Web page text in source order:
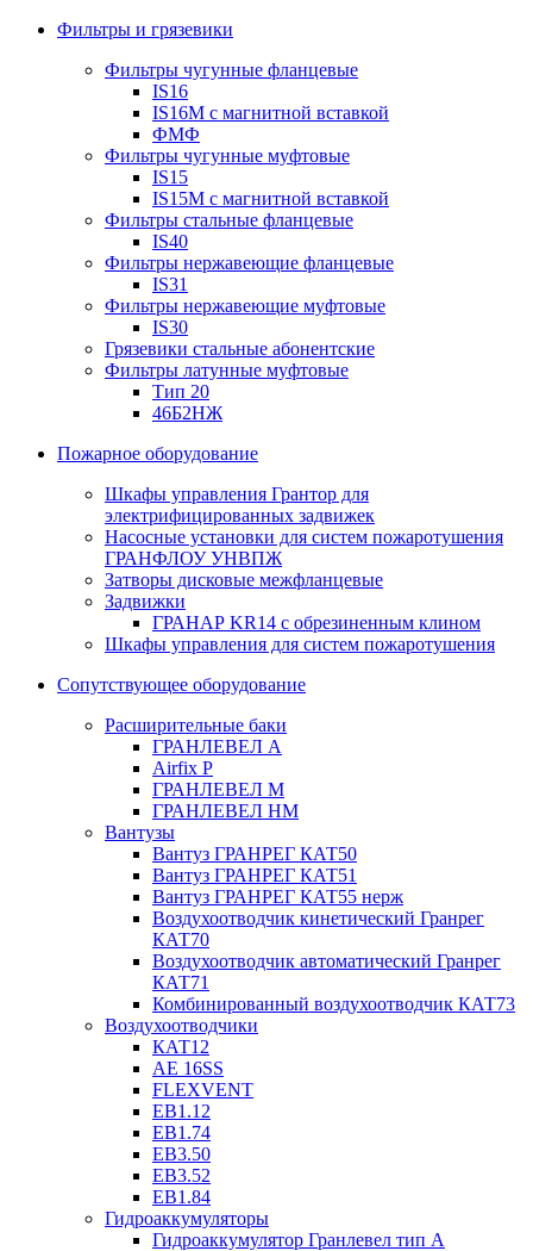
Фильтры и грязевики
Фильтры чугунные фланцевые
IS16
IS16M с магнитной вставкой
ФМФ
Фильтры чугунные муфтовые
IS15
IS15M c магнитной вставкой
Фильтры стальные фланцевые
IS40
Фильтры нержавеющие фланцевые
IS31
Фильтры нержавеющие муфтовые
IS30
Грязевики стальные абонентские
Фильтры латунные муфтовые
Тип 20
46Б2НЖ
Пожарное оборудование
Шкафы управления Грантор для
электрифицированных задвижек
Насосные установки для систем пожаротушения
ГРАНФЛОУ УНВПЖ
Затворы дисковые межфланцевые
Задвижки
ГРАНАР KR14 с обрезиненным клином
Шкафы управления для систем пожаротушения
Сопутствующее оборудование
Расширительные баки
ГРАНЛЕВЕЛ А
Airfix P
ГРАНЛЕВЕЛ М
ГРАНЛЕВЕЛ НМ
Вантузы
Вантуз ГРАНРЕГ КАТ50
Вантуз ГРАНРЕГ КАТ51
Вантуз ГРАНРЕГ КАТ55 нерж
Воздухоотводчик кинетический Гранрег
КАТ70
Воздухоотводчик автоматический Гранрег
КАТ71
Комбинированный воздухоотводчик КАТ73
Воздухоотводчики
КАТ12
AE 16SS
FLEXVENT
EB1.12
EB1.74
EB3.50
EB3.52
EB1.84
Гидроаккумуляторы
Гидроаккумулятор Гранлевел тип А